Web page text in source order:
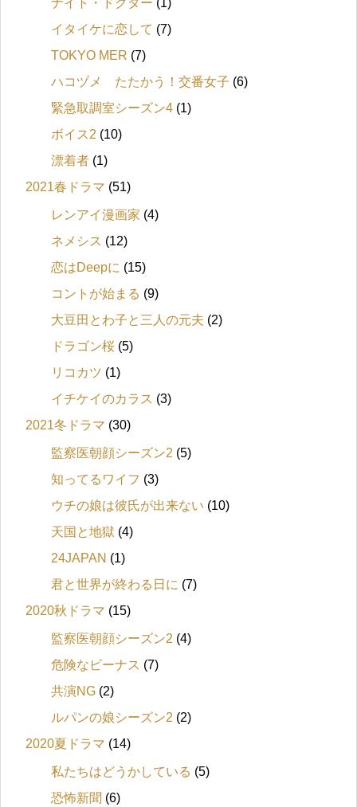
ナイト・ドクター (1)
イタイケに恋して (7)
TOKYO MER (7)
ハコヅメ たたかう！交番女子 (6)
緊急取調室シーズン4 (1)
ボイス2 (10)
漂着者 (1)
2021春ドラマ (51)
レンアイ漫画家 (4)
ネメシス (12)
恋はDeepに (15)
コントが始まる (9)
大豆田とわ子と三人の元夫 (2)
ドラゴン桜 (5)
リコカツ (1)
イチケイのカラス (3)
2021冬ドラマ (30)
監察医朝顔シーズン2 (5)
知ってるワイフ (3)
ウチの娘は彼氏が出来ない (10)
天国と地獄 (4)
24JAPAN (1)
君と世界が終わる日に (7)
2020秋ドラマ (15)
監察医朝顔シーズン2 (4)
危険なビーナス (7)
共演NG (2)
ルパンの娘シーズン2 (2)
2020夏ドラマ (14)
私たちはどうかしている (5)
恐怖新聞 (6)